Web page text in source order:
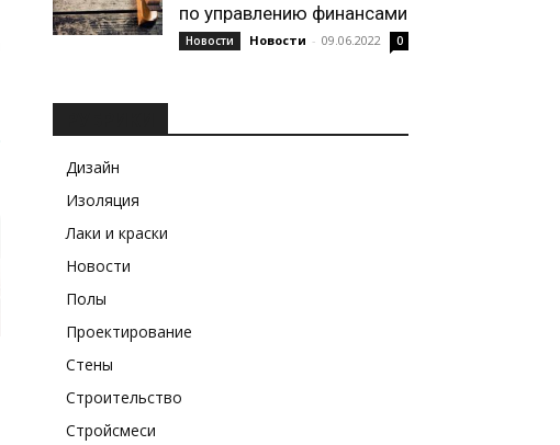
по управлению финансами
Новости Новости - 09.06.2022 0
Дизайн
Изоляция
Лаки и краски
Новости
Полы
Проектирование
Стены
Строительство
Стройсмеси